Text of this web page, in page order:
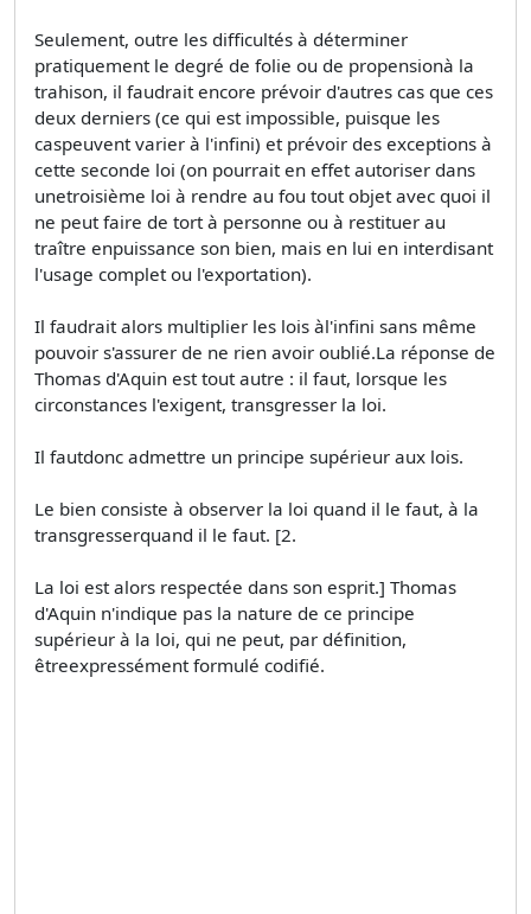
Seulement, outre les difficultés à déterminer
pratiquement le degré de folie ou de propensionà la
trahison, il faudrait encore prévoir d'autres cas que ces
deux derniers (ce qui est impossible, puisque les
caspeuvent varier à l'infini) et prévoir des exceptions à
cette seconde loi (on pourrait en effet autoriser dans
unetroisième loi à rendre au fou tout objet avec quoi il
ne peut faire de tort à personne ou à restituer au
traître enpuissance son bien, mais en lui en interdisant
l'usage complet ou l'exportation).
Il faudrait alors multiplier les lois àl'infini sans même
pouvoir s'assurer de ne rien avoir oublié.La réponse de
Thomas d'Aquin est tout autre : il faut, lorsque les
circonstances l'exigent, transgresser la loi.
Il fautdonc admettre un principe supérieur aux lois.
Le bien consiste à observer la loi quand il le faut, à la
transgresserquand il le faut. [2.
La loi est alors respectée dans son esprit.] Thomas
d'Aquin n'indique pas la nature de ce principe
supérieur à la loi, qui ne peut, par définition,
êtreexpressément formulé codifié.